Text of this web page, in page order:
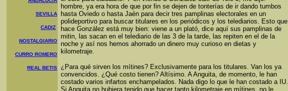
SEVILLA
CADIZ
NOSTALGIARIO
CURRO ROMERO
REAL BETIS
hombre, ya era hora de que por fin se dejen de tonterías de ir dando tumbos
hasta Oviedo o hasta Jaén para decir tres pamplinas electorales en un
polideportivo para buscar titulares en los periódicos y los telediarios. Esto que
hace González está muy bien: viene a un plató, dice aquí sus pamplinas de
mitin, las sacan en el telediario de las 3 de la tarde, las repiten en el de la
noche y así nos hemos ahorrado un dinero muy curioso en dietas y
kilometraje.
¿Para qué sirven los mítines? Exclusivamente para los titulares. Van los ya
convencidos. ¿Qué costo tienen? Altísimo. A Anguita, de momento, le han
costado varios infartos enchampelados. Nada digo lo que le han costado a IU.
Si Anguita no hubiera tenido que hacer tanto kilometraje en mítines, no le